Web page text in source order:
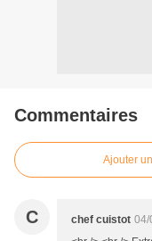
Commentaires
Ajouter
C chef cuistot 04/